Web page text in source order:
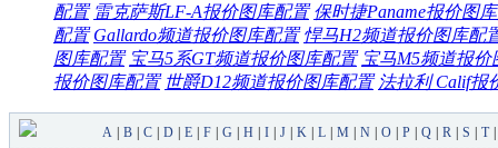
配置 雷克萨斯LF-A报价图库配置 保时捷Paname报价图库
配置 Gallardo频道报价图库配置 悍马H2频道报价图库配
图库配置 宝马5系GT频道报价图库配置 宝马M5频道报价
报价图库配置 世爵D12频道报价图库配置 法拉利 Calif报